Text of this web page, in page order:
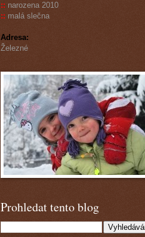
:: narozena 2010
:: malá slečna
Adresa:
Železné
Prohledat tento blog